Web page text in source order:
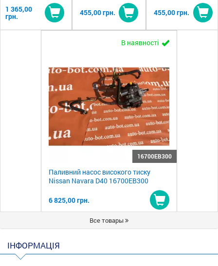
1 365,00
грн.
Купити
455,00 грн.
Купити
455,00 грн.
В наявності
16700EB300
Паливний насос високого тиску
Nissan Navara D40 16700EB300
6 825,00 грн.
Купити
Все товары
ІНФОРМАЦІЯ